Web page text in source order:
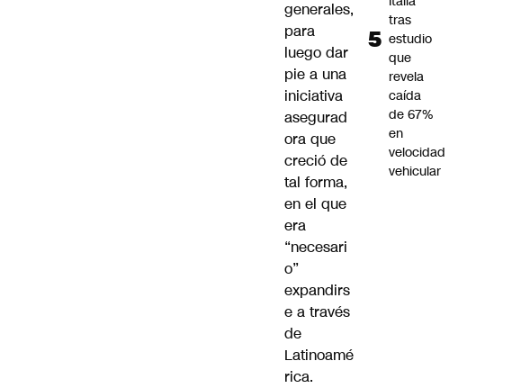
generales,
para
luego dar
pie a una
iniciativa
asegurad
ora que
creció de
tal forma,
en el que
era
“necesari
o”
expandirs
e a través
de
Latinoamé
rica.
tras
estudio
que
revela
caída
de 67%
en
velocidad
vehicular